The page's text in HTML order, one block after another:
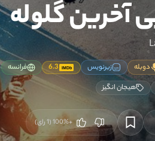
آخرین گلوله
دوبله زیرنویس IMDb
6.3
فرانسه
هیجان انگیز
+100
%
(
1رای)